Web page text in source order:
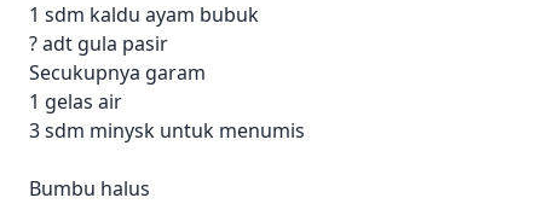
1 sdm kaldu ayam bubuk
? adt gula pasir
Secukupnya garam
1 gelas air
3 sdm minysk untuk menumis
Bumbu halus